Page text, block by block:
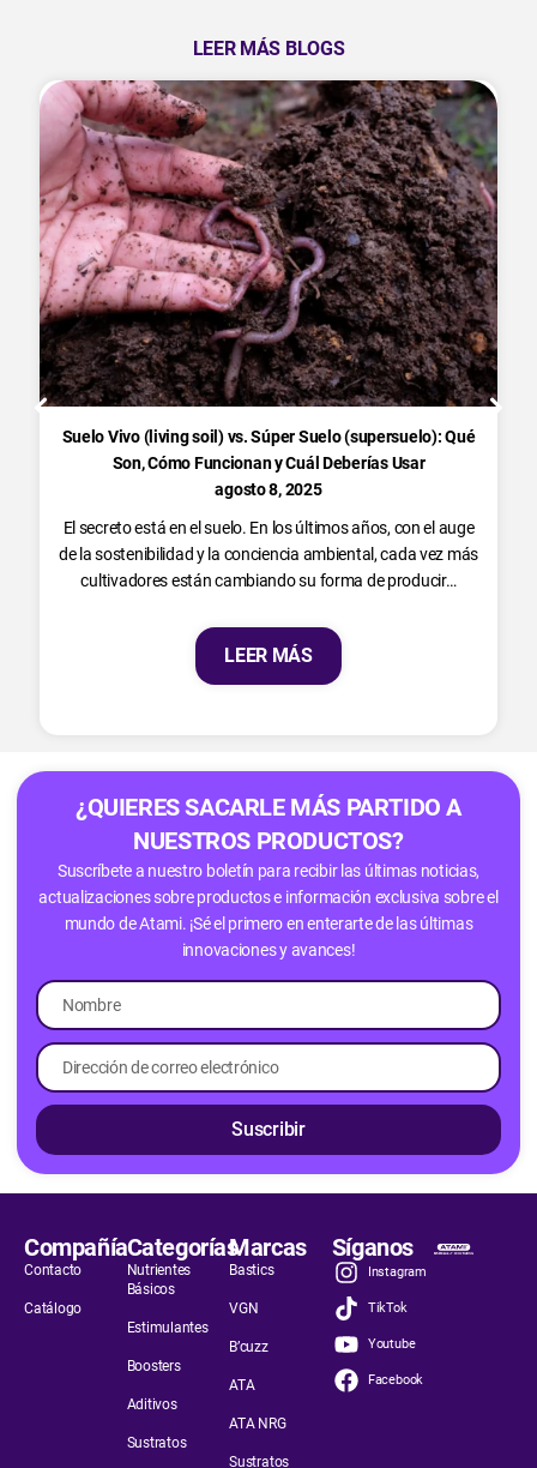
LEER MÁS BLOGS
Suelo Vivo (living soil) vs. Súper Suelo (supersuelo): Qué
Son, Cómo Funcionan y Cuál Deberías Usar
agosto 8, 2025
El secreto está en el suelo. En los últimos años, con el auge
de la sostenibilidad y la conciencia ambiental, cada vez más
cultivadores están cambiando su forma de producir…
LEER MÁS
¿QUIERES SACARLE MÁS PARTIDO A
NUESTROS PRODUCTOS?
Suscríbete a nuestro boletín para recibir las últimas noticias,
actualizaciones sobre productos e información exclusiva sobre el
mundo de Atami. ¡Sé el primero en enterarte de las últimas
innovaciones y avances!
Suscribir
Compañía
Contacto
Catálogo
Categorías
Nutrientes
Básicos
Estimulantes
Boosters
Aditivos
Sustratos
Marcas
Bastics
VGN
B’cuzz
ATA
ATA NRG
Sustratos
Síganos
Instagram
TikTok
Youtube
Facebook